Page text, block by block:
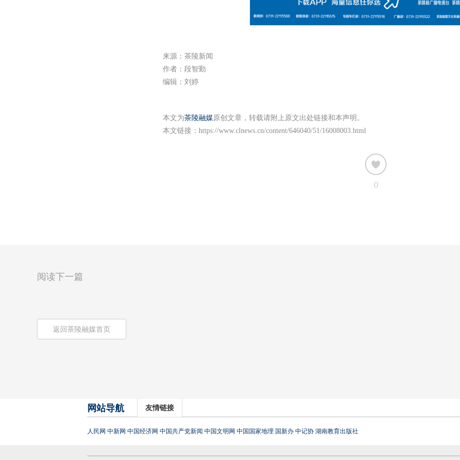
来源：茶陵新闻
作者：段智勤
编辑：刘婷
本文为茶陵融媒原创文章，转载请附上原文出处链接和本声明。
本文链接： https://www.clnews.cn/content/646040/51/16008003.html
0
阅读下一篇
返回茶陵融媒首页
网站导航 友情链接
人民网 中新网 中国经济网 中国共产党新闻 中国文明网 中国国家地理 国新办 中记协 湖南教育出版社